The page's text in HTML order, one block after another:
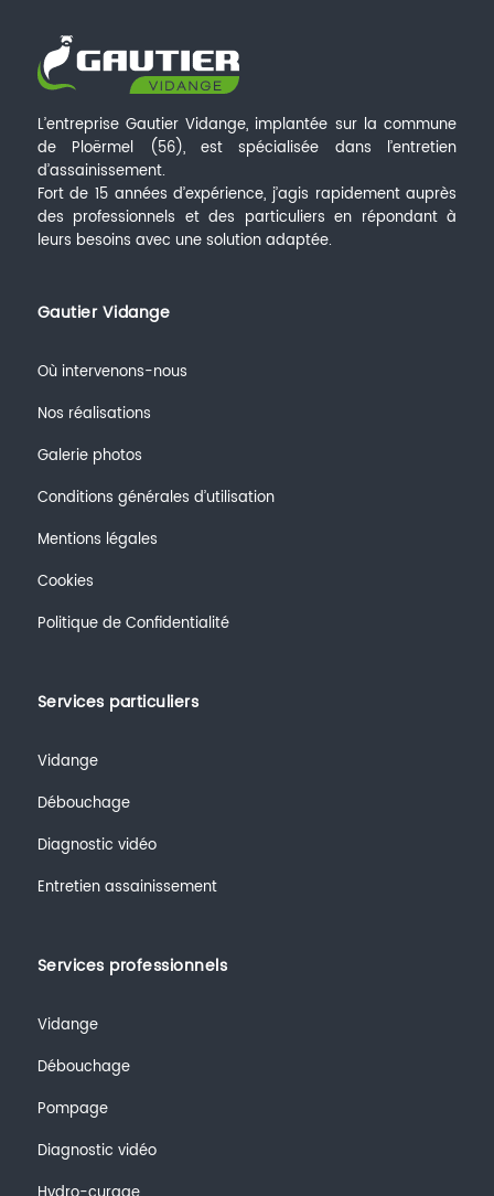
L’entreprise Gautier Vidange, implantée sur la commune
de Ploërmel (56), est spécialisée dans l’entretien
d’assainissement.
Fort de 15 années d’expérience, j’agis rapidement auprès
des professionnels et des particuliers en répondant à
leurs besoins avec une solution adaptée.
Gautier Vidange
Où intervenons-nous
Nos réalisations
Galerie photos
Conditions générales d’utilisation
Mentions légales
Cookies
Politique de Confidentialité
Services particuliers
Vidange
Débouchage
Diagnostic vidéo
Entretien assainissement
Services professionnels
Vidange
Débouchage
Pompage
Diagnostic vidéo